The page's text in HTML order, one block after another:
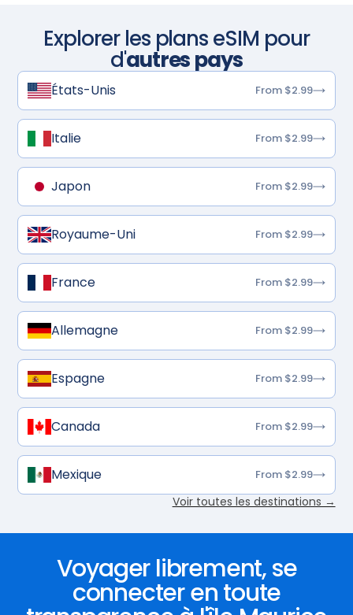
Explorer les plans eSIM pour
d'autres pays
États-Unis From $2.99
Italie From $2.99
Japon From $2.99
Royaume-Uni From $2.99
France From $2.99
Allemagne From $2.99
Espagne From $2.99
Canada From $2.99
Mexique From $2.99
Voir toutes les destinations →
Voyager librement, se
connecter en toute